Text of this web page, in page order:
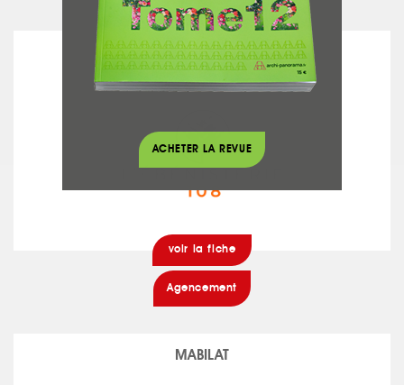
L'EBENISTERIE 108
voir la fiche
Agencement
MABILAT
ACHETER LA REVUE